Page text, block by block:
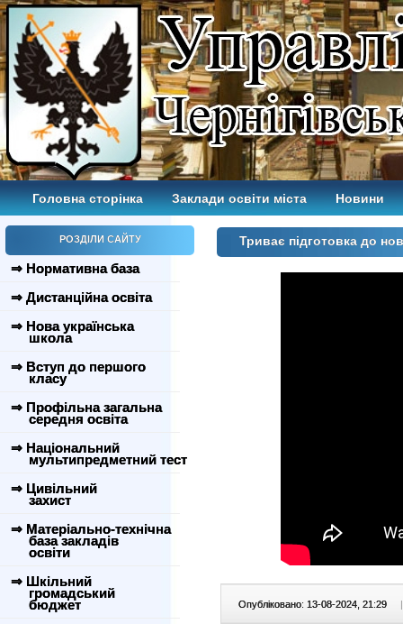
Головна сторінка Заклади освіти міста Новини
РОЗДІЛИ САЙТУ
⇒ Нормативна база
⇒ Дистанційна освіта
⇒ Нова українська
школа
⇒ Вступ до першого
класу
⇒ Профільна загальна
середня освіта
⇒ Національний
мультипредметний тест
⇒ Цивільний
захист
⇒ Матеріально-технічна
база закладів
освіти
⇒ Шкільний
громадський
бюджет
Триває підготовка до
Опубліковано: 13-08-2024, 21:29 |